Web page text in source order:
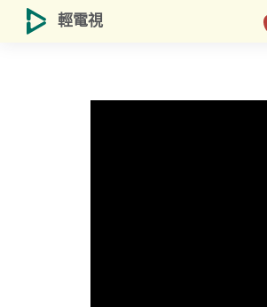
輕電視